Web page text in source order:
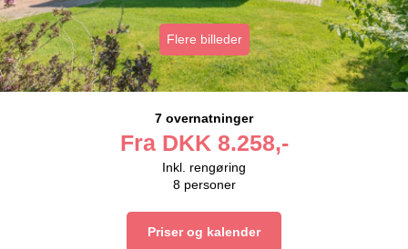
Flere billeder
7 overnatninger
Fra DKK 8.258,-
Inkl. rengøring
8 personer
Priser og kalender